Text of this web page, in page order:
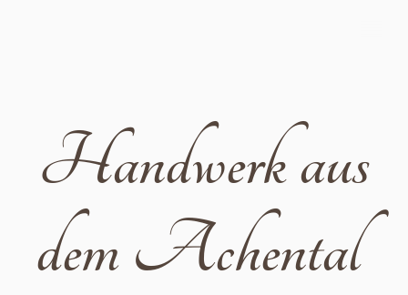
Handwerk aus
dem Achental